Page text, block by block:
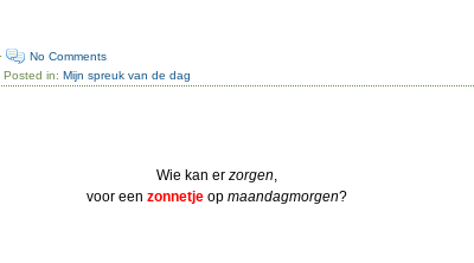
No Comments
Posted in:Mijn spreuk van de dag
Wie kan er zorgen,
voor een zonnetje op maandagmorgen?